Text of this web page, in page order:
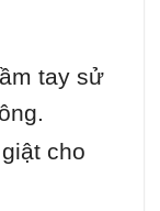
tay sử
cho